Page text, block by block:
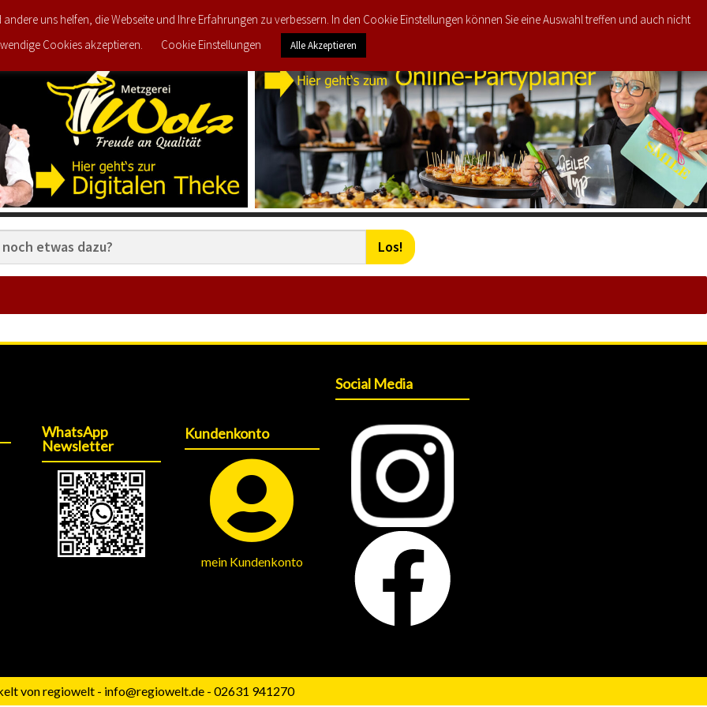
IM ANGEBOT PRODUKTE MEIN KONTO €0,00 0
Los!
WhatsApp
Newsletter
Kundenkonto
mein Kundenkonto
Social Media
von regiowelt - info@regiowelt.de - 02631 941270
uns helfen, die Webseite und Ihre Erfahrungen zu verbessern. In den Cookie Einstellungen können Sie eine Auswahl treffen und auch nicht
Cookies akzeptieren.
Cookie Einstellungen Alle Akzeptieren